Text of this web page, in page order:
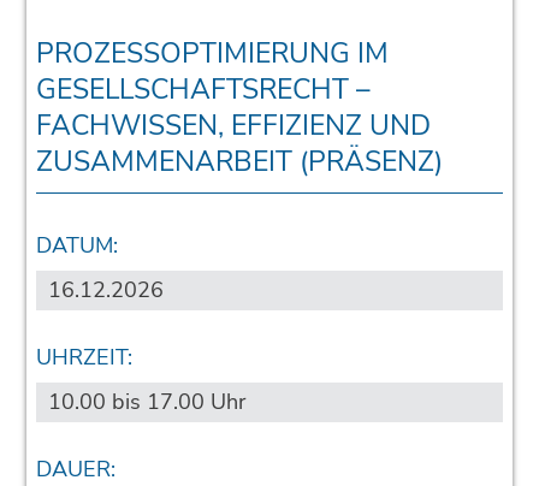
PROZESSOPTIMIERUNG IM
GESELLSCHAFTSRECHT –
FACHWISSEN, EFFIZIENZ UND
ZUSAMMENARBEIT (PRÄSENZ)
DATUM:
16.12.2026
UHRZEIT:
10.00 bis 17.00 Uhr
DAUER: